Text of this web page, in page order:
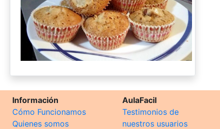
Información
Cómo Funcionamos
Quienes somos
AulaFacil
Testimonios de
nuestros usuarios